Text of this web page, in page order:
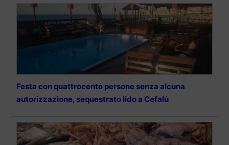
Festa con quattrocento persone senza alcuna
autorizzazione, sequestrato lido a Cefalù